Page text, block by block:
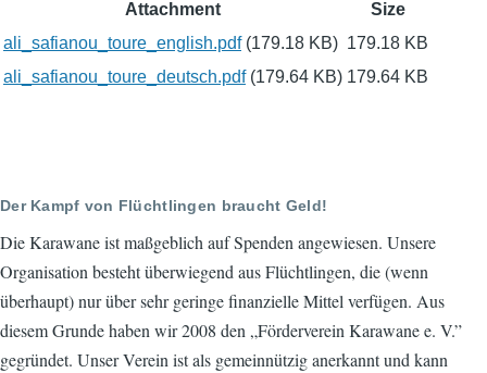
Attachment
Size
ali_safianou_toure_english.pdf (179.18 KB) 179.18 KB
ali_safianou_toure_deutsch.pdf (179.64 KB) 179.64 KB
Der Kampf von Flüchtlingen braucht Geld!
Die Karawane ist maßgeblich auf Spenden angewiesen. Unsere
Organisation besteht überwiegend aus Flüchtlingen, die (wenn
überhaupt) nur über sehr geringe finanzielle Mittel verfügen. Aus
diesem Grunde haben wir 2008 den „Förderverein Karawane e. V.”
gegründet. Unser Verein ist als gemeinnützig anerkannt und kann